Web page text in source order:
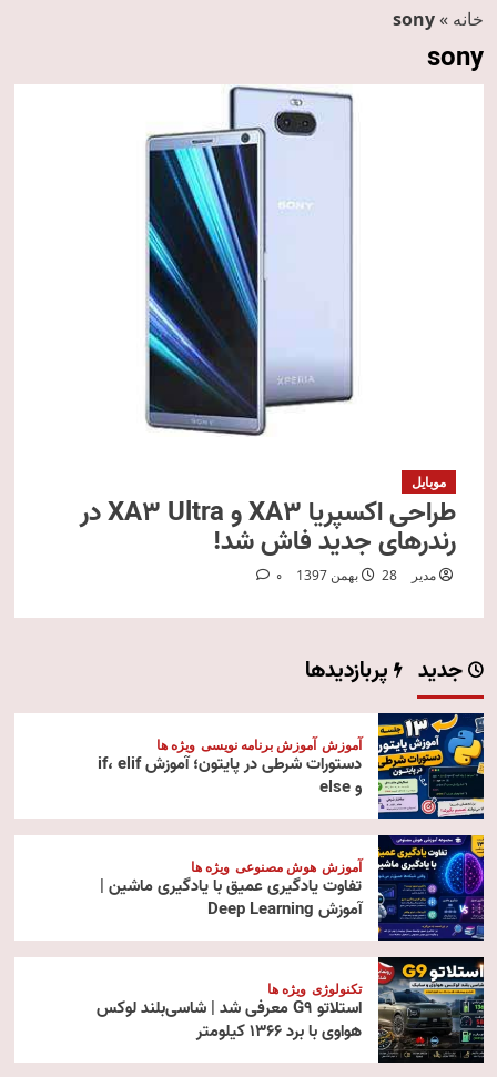
خانه »
sony
sony
موبایل
طراحی اکسپریا XA3 و XA3 Ultra در
رندرهای جدید فاش شد!
مدیر 28 بهمن 1397 0
جدید پربازدیدها
آموزش آموزش برنامه نویسی ویژه ها
دستورات شرطی در پایتون؛ آموزش if، elif
و else
آموزش هوش مصنوعی ویژه ها
تفاوت یادگیری عمیق با یادگیری ماشین |
آموزش Deep Learning
تکنولوژی ویژه ها
استلاتو G9 معرفی شد | شاسی‌بلند لوکس
هواوی با برد ۱۳۶۶ کیلومتر